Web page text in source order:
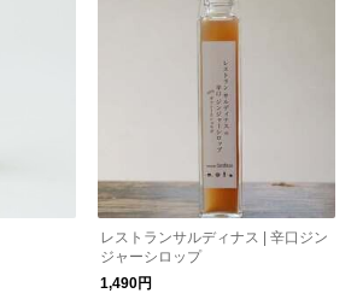
レストランサルディナス | 辛口ジン
ジャーシロップ
1,490円